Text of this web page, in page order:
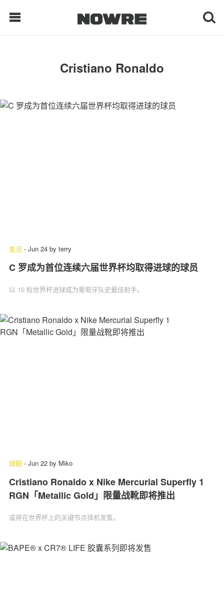
每日鲜榨
现客视点
Cristiano Ronaldo
生活 - Jun 24 by terry
C 罗成为首位连续六届世界杯均取得进球的球员
以 10 粒世界杯进球成为葡萄牙队史最佳射手。
球鞋 - Jun 22 by Miko
Cristiano Ronaldo x Nike Mercurial Superfly 1
RGN「Metallic Gold」限量战靴即将推出
或将在世界杯上的关键节点择机发售。